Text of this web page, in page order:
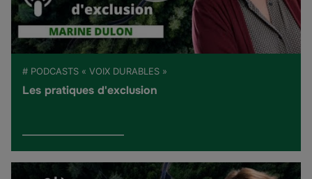
# PODCASTS « VOIX DURABLES »
Les pratiques d'exclusion